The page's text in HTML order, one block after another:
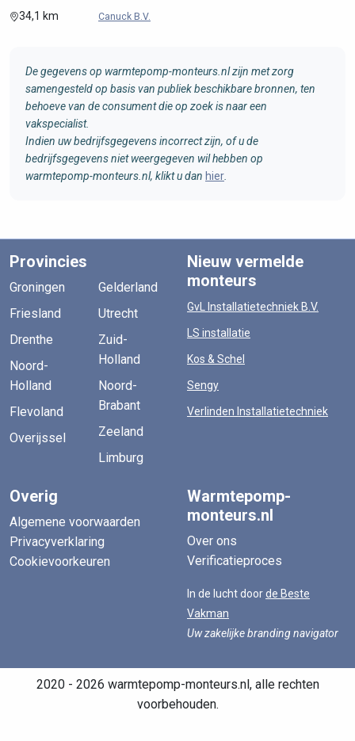
34,1 km Canuck B.V.
De gegevens op warmtepomp-monteurs.nl zijn met zorg
samengesteld op basis van publiek beschikbare bronnen, ten
behoeve van de consument die op zoek is naar een
vakspecialist.
Indien uw bedrijfsgegevens incorrect zijn, of u de
bedrijfsgegevens niet weergegeven wil hebben op
warmtepomp-monteurs.nl, klikt u dan hier
Provincies
Groningen
Friesland
Drenthe
Noord-
Holland
Flevoland
Overijssel
Gelderland
Utrecht
Zuid-
Holland
Noord-
Brabant
Zeeland
Limburg
Nieuw vermelde
monteurs
GvL Installatietechniek B.V.
LS installatie
Kos & Schel
Sengy
Verlinden Installatietechniek
Overig
Algemene voorwaarden
Privacyverklaring
Cookievoorkeuren
Warmtepomp-
monteurs.nl
Over ons
Verificatieproces
In de lucht doorde Beste
Vakman
Uw zakelijke branding navigator
2020 - 2026 warmtepomp-monteurs.nl, alle rechten
voorbehouden.